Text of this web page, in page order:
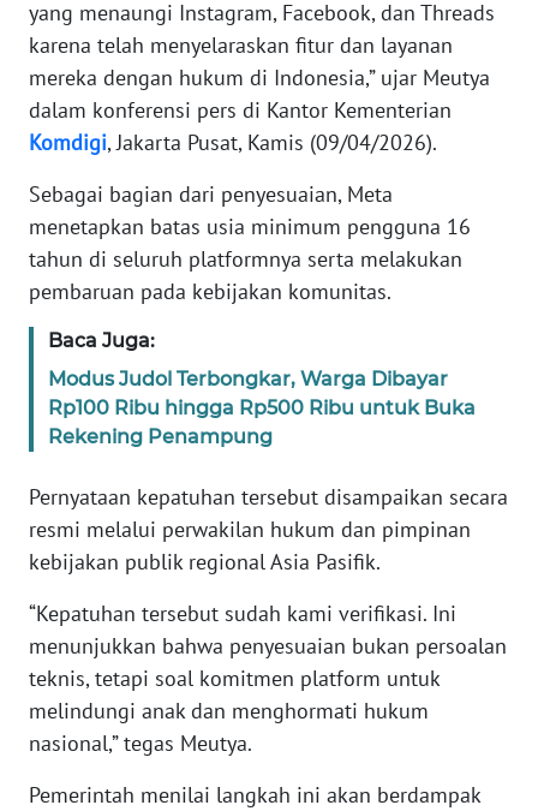
yang menaungi Instagram, Facebook, dan Threads
karena telah menyelaraskan fitur dan layanan
mereka dengan hukum di Indonesia,” ujar Meutya
dalam konferensi pers di Kantor Kementerian
Komdigi, Jakarta Pusat, Kamis (09/04/2026).
Sebagai bagian dari penyesuaian, Meta
menetapkan batas usia minimum pengguna 16
tahun di seluruh platformnya serta melakukan
pembaruan pada kebijakan komunitas.
Baca Juga:
Modus Judol Terbongkar, Warga Dibayar
Rp100 Ribu hingga Rp500 Ribu untuk Buka
Rekening Penampung
Pernyataan kepatuhan tersebut disampaikan secara
resmi melalui perwakilan hukum dan pimpinan
kebijakan publik regional Asia Pasifik.
“Kepatuhan tersebut sudah kami verifikasi. Ini
menunjukkan bahwa penyesuaian bukan persoalan
teknis, tetapi soal komitmen platform untuk
melindungi anak dan menghormati hukum
nasional,” tegas Meutya.
Pemerintah menilai langkah ini akan berdampak
Wahana
News
Regional
WN
SUMUT
WN
JAKARTA
WN
WN
BANTEN
NTT
WN
WN
PAPUA
WN
BARAT